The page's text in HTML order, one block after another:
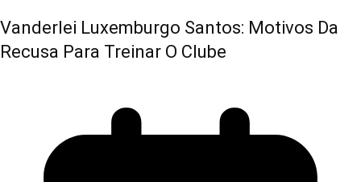
Vanderlei Luxemburgo Santos: Motivos Da
Recusa Para Treinar O Clube